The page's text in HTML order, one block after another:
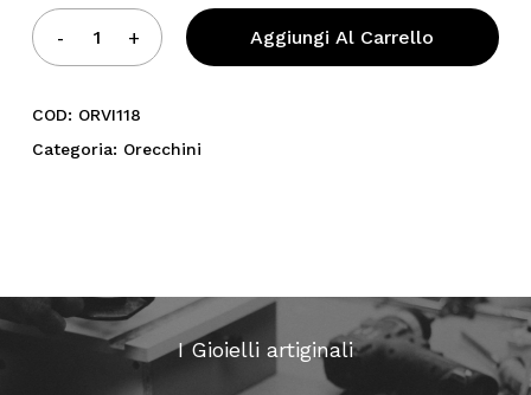
Aggiungi Al Carrello
COD: ORVI118
Categoria: Orecchini
I Gioielli artiginali